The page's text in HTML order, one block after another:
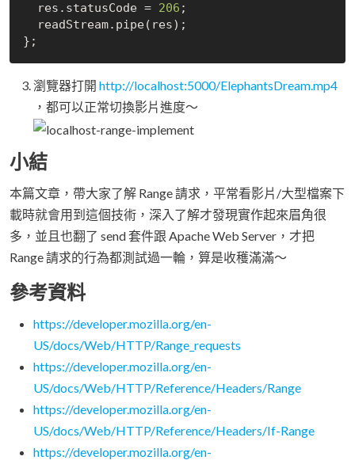
  res.statusCode =
206 ;
瀏覽器打開 http://localhost:5000/ElephantsDream.mp4
，都可以正常切換影片進度～
小結
本篇文章，帶大家了解 Range 請求，平常看影片/大型檔案下
載時就會用到這個技術，深入了解才發現實作起來眉角很
多，並且也翻了 send 套件跟 Apache Web Server，才把
Range 請求的行為都測試過一輪，算是收穫滿滿～
參考資料
https://developer.mozilla.org/en-
US/docs/Web/HTTP/Range_requests
https://developer.mozilla.org/en-
US/docs/Web/HTTP/Reference/Headers/Range
https://developer.mozilla.org/en-
US/docs/Web/HTTP/Reference/Headers/If-Range
https://developer.mozilla.org/en-